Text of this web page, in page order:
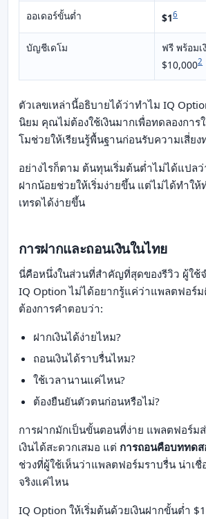
ออเดอร์ขั้นต่ำ $16
บัญชีเดโม
ฟรี พร้อมเ
$10,0002
ตัวเลขเหล่านี้อธิบายได้ว่าทำไม IQ
นิยม คุณไม่ต้องใช้เงินมากเพื่อทดลองการ
โมช่วยให้เรียนรู้พื้นฐานก่อนรับความเสี่ยง
อย่างไรก็ตาม ต้นทุนเริ่มต้นต่ำไม่ได้แปลว่
ฝากน้อยช่วยให้เริ่มง่ายขึ้น แต่ไม่ได้ทำให้
เทรดได้ง่ายขึ้น
การฝากและถอนเงินในไทย
นี่คือหนึ่งในส่วนที่สำคัญที่สุดของรีวิว ผู้ใช้
IQ Option ไม่ได้อยากรู้แค่ว่าแพลตฟอร์ม
ต้องการคำตอบว่า:
ฝากเงินได้ง่ายไหม?
ถอนเงินได้ราบรื่นไหม?
ใช้เวลานานแค่ไหน?
ต้องยืนยันตัวตนก่อนหรือไม่?
การฝากมักเป็นขั้นตอนที่ง่าย แพลตฟอร์ม
เงินได้สะดวกเสมอ แต่ การถอนคือบททดส
ช่วงที่ผู้ใช้เห็นว่าแพลตฟอร์มราบรื่น น่าเชื่
จริงแค่ไหน
IQ Option ให้เริ่มต้นด้วยเงินฝากขั้นต่ำ